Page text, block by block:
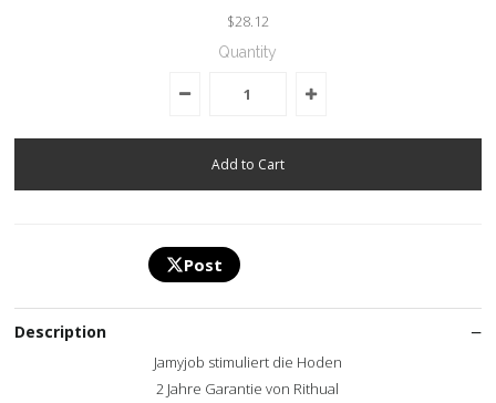
$28.12
Quantity
Post
Description
Jamyjob stimuliert die Hoden
2 Jahre Garantie von Rithual